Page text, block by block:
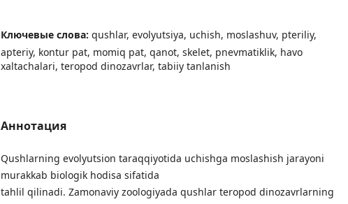
Ключевые слова: qushlar, evolyutsiya, uchish, moslashuv, pteriliy,
apteriy, kontur pat, momiq pat, qanot, skelet, pnevmatiklik, havo
xaltachalari, teropod dinozavrlar, tabiiy tanlanish
Аннотация
Qushlarning evolyutsion taraqqiyotida uchishga moslashish jarayoni
murakkab biologik hodisa sifatida
tahlil qilinadi. Zamonaviy zoologiyada qushlar teropod dinozavrlarning